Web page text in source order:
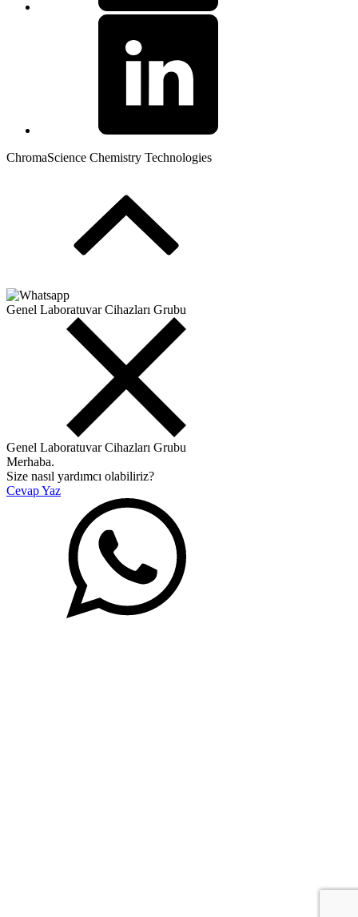
ChromaScience Chemistry Technologies
Genel Laboratuvar Cihazları Grubu
Genel Laboratuvar Cihazları Grubu
Merhaba.
Size nasıl yardımcı olabiliriz?
Cevap Yaz